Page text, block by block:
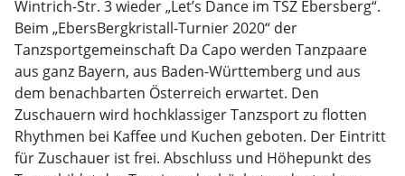
Wintrich-Str. 3 wieder „Let’s Dance im TSZ Ebersberg“.
Beim „EbersBergkristall-Turnier 2020“ der
Tanzsportgemeinschaft Da Capo werden Tanzpaare
aus ganz Bayern, aus Baden-Württemberg und aus
dem benachbarten Österreich erwartet. Den
Zuschauern wird hochklassiger Tanzsport zu flotten
Rhythmen bei Kaffee und Kuchen geboten. Der Eintritt
für Zuschauer ist frei. Abschluss und Höhepunkt des